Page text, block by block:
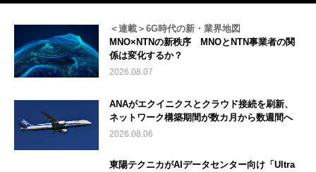
＜連載＞6G時代の新・業界地図
MNO×NTNの新秩序 MNOとNTN事業者の関
係は変化するか？
2026.08.07
ANAがエクイニクスとクラウド接続を刷新、
ネットワーク構築期間が数カ月から数週間へ
2026.08.06
東陽テクニカがAIデータセンター向け「Ultra